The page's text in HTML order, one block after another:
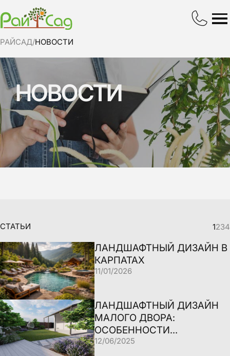
РАЙСАД/НОВОСТИ
НОВОСТИ
СТАТЬИ 1234
ЛАНДШАФТНЫЙ ДИЗАЙН В
КАРПАТАХ
11/01/2026
ЛАНДШАФТНЫЙ ДИЗАЙН
МАЛОГО ДВОРА:
ОСОБЕННОСТИ
ПРОЕКТИРОВАНИЯ
12/06/2025